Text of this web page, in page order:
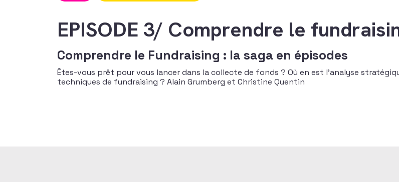
EPISODE 3/ Comprendre le
Comprendre le Fundraising : la saga en épisodes
Êtes-vous prêt pour vous lancer dans la collecte de fonds ? Où en est l’analyse
techniques de fundraising ? Alain Grumberg et Christine Quentin